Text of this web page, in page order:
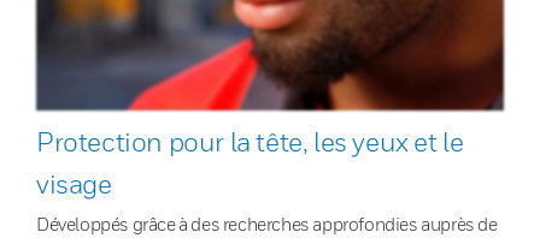
Protection pour la tête, les yeux et le
visage
Développés grâce à des recherches approfondies auprès de